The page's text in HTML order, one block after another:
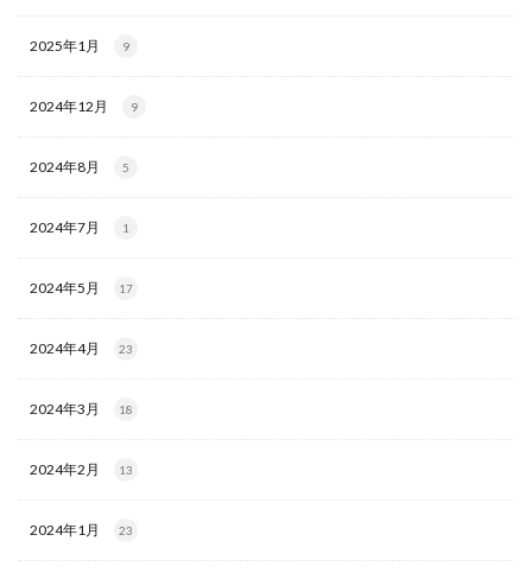
2025年1月 9
2024年12月 9
2024年8月 5
2024年7月 1
2024年5月 17
2024年4月 23
2024年3月 18
2024年2月 13
2024年1月 23